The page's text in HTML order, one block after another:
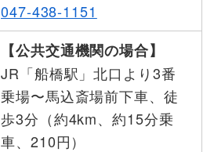
047-438-1151
【公共交通機関の場合】
JR「船橋駅」北口より3番
乗場〜馬込斎場前下車、徒
歩3分（約4km、約15分乗
車、210円）